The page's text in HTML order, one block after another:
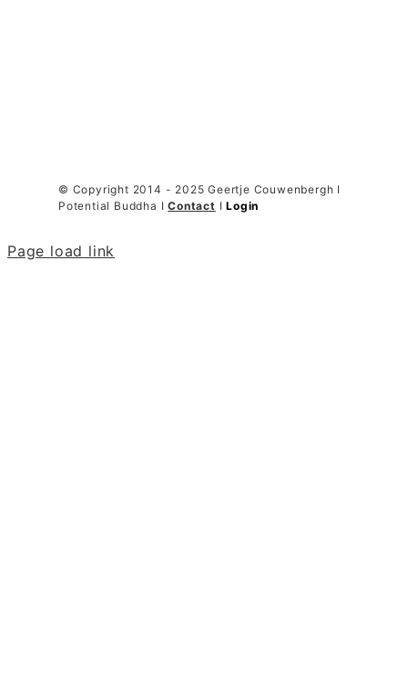
© Copyright 2014 - 2025 Geertje Couwenbergh I
Potential Buddha IContact ILogin
Page load link